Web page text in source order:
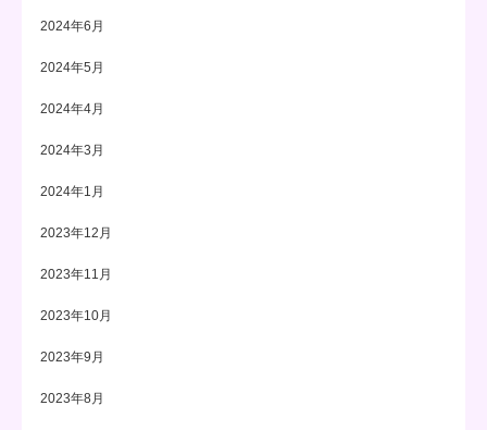
2024年6月
2024年5月
2024年4月
2024年3月
2024年1月
2023年12月
2023年11月
2023年10月
2023年9月
2023年8月